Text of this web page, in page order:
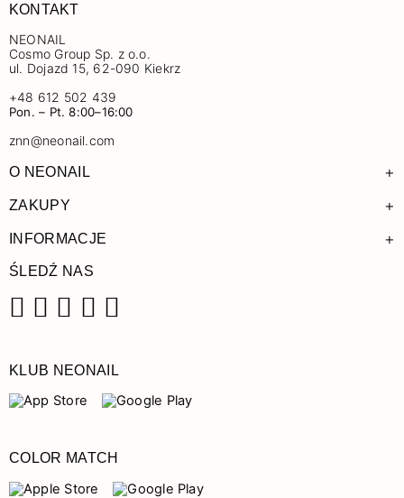
KONTAKT
NEONAIL
Cosmo Group Sp. z o.o.
ul. Dojazd 15, 62-090 Kiekrz
+48 612 502 439
Pon. – Pt. 8:00–16:00
znn@neonail.com
O NEONAIL +
ZAKUPY +
INFORMACJE +
ŚLEDŹ NAS
KLUB NEONAIL
COLOR MATCH